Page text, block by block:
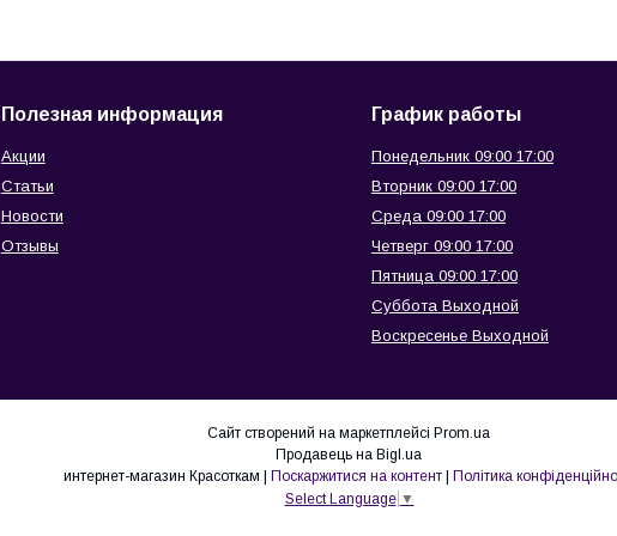
Полезная информация
Акции
Статьи
Новости
Отзывы
График работы
Понедельник 09:00 17:00
Вторник 09:00 17:00
Среда 09:00 17:00
Четверг 09:00 17:00
Пятница 09:00 17:00
Суббота Выходной
Воскресенье Выходной
Сайт створений на маркетплейсі Prom.ua
Продавець на Bigl.ua
интернет-магазин Красоткам | Поскаржитися на контент | Політика
Select Language ▼